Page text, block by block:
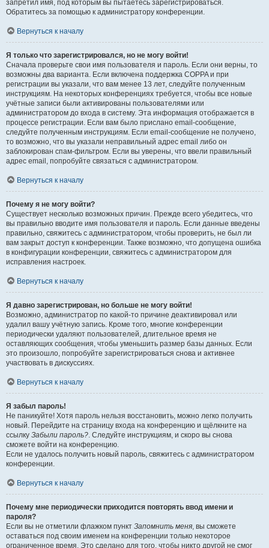
запретил имя, под которым вы пытаетесь зарегистрироваться.
Обратитесь за помощью к администратору конференции.
Вернуться к началу
Я только что зарегистрировался, но не могу войти!
Сначала проверьте свои имя пользователя и пароль. Если они верны, то
возможны два варианта. Если включена поддержка COPPA и при
регистрации вы указали, что вам менее 13 лет, следуйте полученным
инструкциям. На некоторых конференциях требуется, чтобы все новые
учётные записи были активированы пользователями или
администратором до входа в систему. Эта информация отображается в
процессе регистрации. Если вам было прислано email-сообщение,
следуйте полученным инструкциям. Если email-сообщение не получено,
то возможно, что вы указали неправильный адрес email либо он
заблокирован спам-фильтром. Если вы уверены, что ввели правильный
адрес email, попробуйте связаться с администратором.
Вернуться к началу
Почему я не могу войти?
Существует несколько возможных причин. Прежде всего убедитесь, что
вы правильно вводите имя пользователя и пароль. Если данные введены
правильно, свяжитесь с администратором, чтобы проверить, не был ли
вам закрыт доступ к конференции. Также возможно, что допущена ошибка
в конфигурации конференции, свяжитесь с администратором для
исправления настроек.
Вернуться к началу
Я давно зарегистрирован, но больше не могу войти!
Возможно, администратор по какой-то причине деактивировал или
удалил вашу учётную запись. Кроме того, многие конференции
периодически удаляют пользователей, длительное время не
оставляющих сообщения, чтобы уменьшить размер базы данных. Если
это произошло, попробуйте зарегистрироваться снова и активнее
участвовать в дискуссиях.
Вернуться к началу
Я забыл пароль!
Не паникуйте! Хотя пароль нельзя восстановить, можно легко получить
новый. Перейдите на страницу входа на конференцию и щёлкните на
ссылку Забыли пароль?. Следуйте инструкциям, и скоро вы снова
сможете войти на конференцию.
Если не удалось получить новый пароль, свяжитесь с администратором
конференции.
Вернуться к началу
Почему мне периодически приходится повторять ввод имени и
пароля?
Если вы не отметили флажком пункт Запомнить меня, вы сможете
оставаться под своим именем на конференции только некоторое
ограниченное время. Это сделано для того, чтобы никто другой не смог